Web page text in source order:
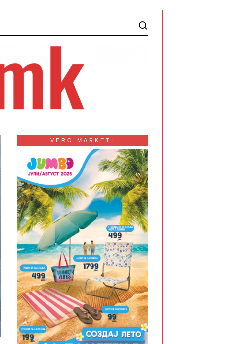
VERO MARKETI